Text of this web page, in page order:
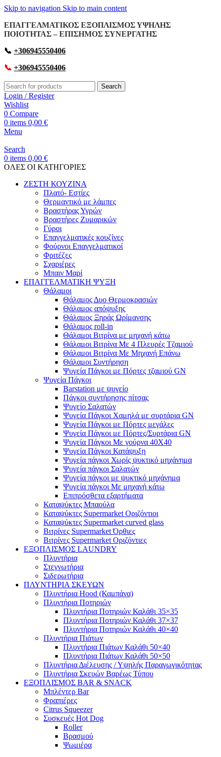
Skip to navigation Skip to main content
ΕΠΑΓΓΕΛΜΑΤΙΚΟΣ ΕΞΟΠΛΙΣΜΟΣ ΥΨΗΛΗΣ
ΠΟΙΟΤΗΤΑΣ – ΕΠΙΣΗΜΟΣ ΣΥΝΕΡΓΑΤΗΣ
📞 +306945550406
📞 +306945550406
Search
Login / Register
Wishlist
0 Compare
0 items 0,00 €
Menu
Search
0 items 0,00 €
OΛΕΣ ΟΙ ΚΑΤΗΓΟΡΙΕΣ
ΖΕΣΤΗ ΚΟΥΖΙΝΑ
Πλατό- Εστίες
Θερμαντικό με λάμπες
Βραστήρας Υγρών
Βραστήρες Ζυμαρικών
Γύροι
Επαγγελματικές κουζίνες
Φούρνοι Επαγγελματικοί
Φριτέζες
Σχαριέρες
Μπαιν Μαρί
ΕΠΑΓΓΕΛΜΑΤΙΚΗ ΨΥΞΗ
Θάλαμοι
Θάλαμος Δυο Θερμοκρασιών
Θάλαμος απόψυξης
Θάλαμος Ξηράς Ωρίμανσης
Θάλαμος roll-in
Θάλαμοι Βιτρίνα με μηχανή κάτω
Θάλαμοι Βιτρίνα Με 4 Πλευρές Τζαμιού
Θάλαμοι Βιτρίνα Με Μηχανή Επάνω
Θάλαμοι Συντήρηση
Ψυγεία Πάγκοι με Πόρτες τζαμιού GN
Ψυγεία Πάγκοι
Barstation με ψυγείο
Πάγκοι συντήρησης πίτσας
Ψυγείο Σαλατών
Ψυγεία Πάγκοι Χαμηλά με συρτάρια GN
Ψυγεία Πάγκοι με Πόρτες μεγάλες
Ψυγεία Πάγκοι με Πόρτες/Συρτάρια GN
Ψυγεία Πάγκοι Με γούρνα 40Χ40
Ψυγεία Πάγκοι Κατάψυξη
Ψυγεία πάγκοι Χωρίς ψυκτικό μηχάνημα
Ψυγεία πάγκοι Σαλατών
Ψυγεία πάγκοι με ψυκτικό μηχάνημα
Ψυγεία πάγκοι Με μηχανή κάτω
Επιπρόσθετα εξαρτήματα
Καταψύκτες Μπαούλα
Καταψύκτες Supermarket Οριζόντιοι
Καταψύκτες Supermarket curved glass
Βιτρίνες Supermarket Όρθιες
Βιτρίνες Supermarket Οριζόντιες
ΕΞΟΠΛΙΣΜΟΣ LAUNDRY
Πλυντήρια
Στεγνωτήρια
Σιδερωτήρια
ΠΛΥΝΤΗΡΙΑ ΣΚΕΥΩΝ
Πλυντήρια Hood (Καμπάνα)
Πλυντήρια Ποτηριών
Πλυντήρια Ποτηριών Καλάθι 35×35
Πλυντήρια Ποτηριών Καλάθι 37×37
Πλυντήρια Ποτηριών Καλάθι 40×40
Πλυντήρια Πιάτων
Πλυντήρια Πιάτων Καλάθι 50×40
Πλυντήρια Πιάτων Καλάθι 50×50
Πλυντήρια Διέλευσης / Υψηλής Παραγωγικότητας
Πλυντήρια Σκευών Βαρέως Τύπου
ΕΞΟΠΛΙΣΜΟΣ BAR & SNACK
Μπλέντερ Bar
Φραπιέρες
Citrus Squeezer
Συσκευές Hot Dog
Roller
Βρασμού
Ψωμιέρα